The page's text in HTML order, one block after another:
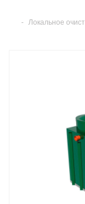
-
Локальное